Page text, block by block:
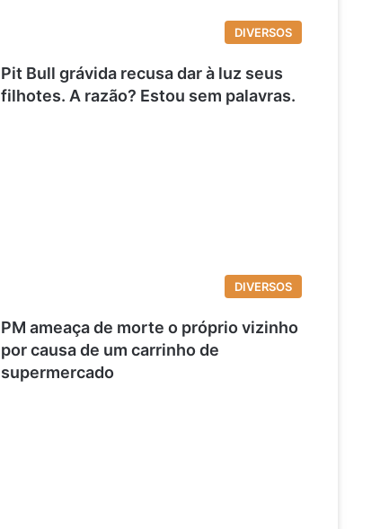
DIVERSOS
Pit Bull grávida recusa dar à luz seus
filhotes. A razão? Estou sem palavras.
DIVERSOS
PM ameaça de morte o próprio vizinho
por causa de um carrinho de
supermercado